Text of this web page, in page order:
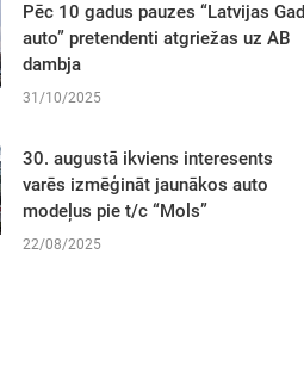
Pēc 10 gadus pauzes “Latvijas
auto” pretendenti atgriežas uz AB
dambja
31/10/2025
30. augustā ikviens interesents
varēs izmēģināt jaunākos auto
modeļus pie t/c “Mols”
22/08/2025